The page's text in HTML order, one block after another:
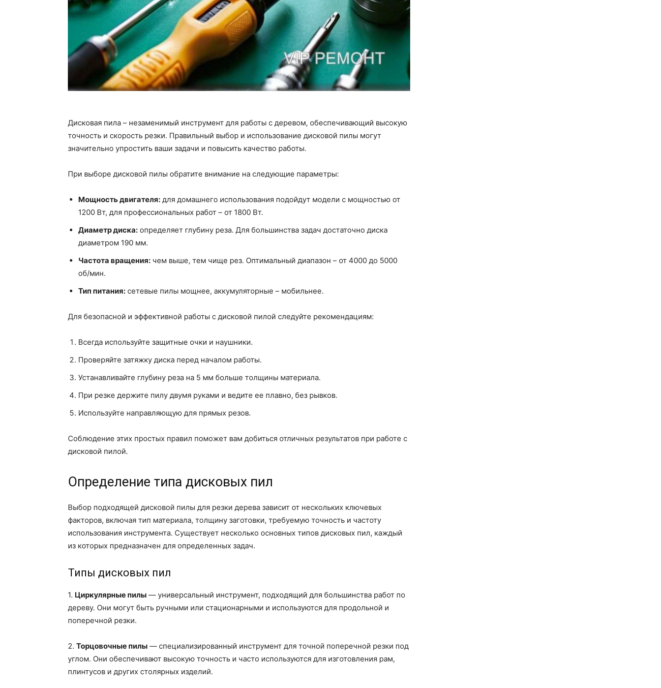
Дисковая пила – незаменимый инструмент для работы с деревом, обеспечивающий высокую
точность и скорость резки. Правильный выбор и использование дисковой пилы могут
значительно упростить ваши задачи и повысить качество работы.
При выборе дисковой пилы обратите внимание на следующие параметры:
Мощность двигателя: для домашнего использования подойдут модели с мощностью от
1200 Вт, для профессиональных работ – от 1800 Вт.
Диаметр диска: определяет глубину реза. Для большинства задач достаточно диска
диаметром 190 мм.
Частота вращения: чем выше, тем чище рез. Оптимальный диапазон – от 4000 до 5000
об/мин.
Тип питания: сетевые пилы мощнее, аккумуляторные – мобильнее.
Для безопасной и эффективной работы с дисковой пилой следуйте рекомендациям:
Всегда используйте защитные очки и наушники.
Проверяйте затяжку диска перед началом работы.
Устанавливайте глубину реза на 5 мм больше толщины материала.
При резке держите пилу двумя руками и ведите ее плавно, без рывков.
Используйте направляющую для прямых резов.
Соблюдение этих простых правил поможет вам добиться отличных результатов при работе с
дисковой пилой.
Определение типа дисковых пил
Выбор подходящей дисковой пилы для резки дерева зависит от нескольких ключевых
факторов, включая тип материала, толщину заготовки, требуемую точность и частоту
использования инструмента. Существует несколько основных типов дисковых пил, каждый
из которых предназначен для определенных задач.
Типы дисковых пил
1. Циркулярные пилы — универсальный инструмент, подходящий для большинства работ по
дереву. Они могут быть ручными или стационарными и используются для продольной и
поперечной резки.
2. Торцовочные пилы — специализированный инструмент для точной поперечной резки под
углом. Они обеспечивают высокую точность и часто используются для изготовления рам,
плинтусов и других столярных изделий.